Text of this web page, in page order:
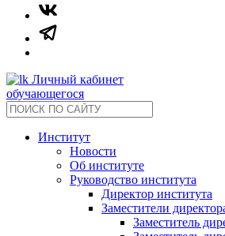
Личный кабинет
обучающегося
Институт
Новости
Об институте
Руководство института
Директор института
Заместители
Заместитель